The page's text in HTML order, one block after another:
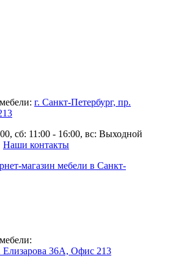
г. Санкт-Петербург, пр.
сб: 11:00 - 16:00, вс: Выходной
Наши контакты
Елизарова 36А, Офис 213